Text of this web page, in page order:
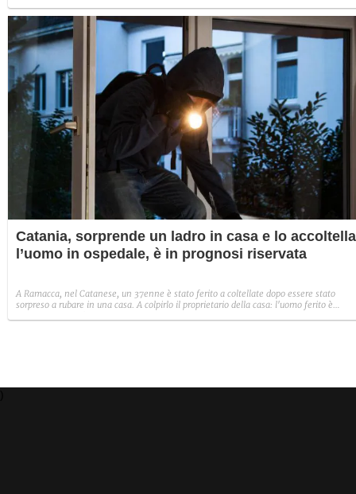
Catania, sorprende un ladro in casa e lo
l’uomo in ospedale, è in prognosi riservata
A Ramacca, nel Catanese, un 37enne è stato ferito a coltellate dopo essere stato
sorpreso a rubare in una casa. A colpirlo il proprietario della casa: l'uomo ferito è